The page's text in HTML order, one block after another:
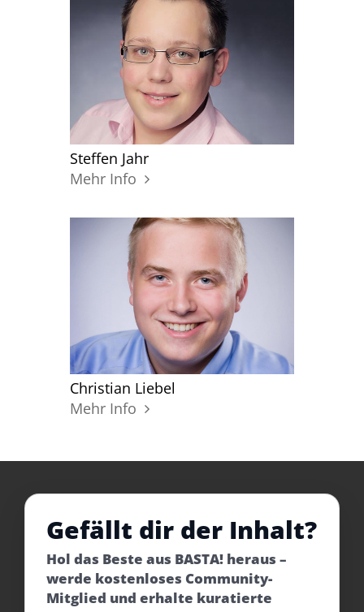
Steffen Jahr
Mehr Info
Christian Liebel
Mehr Info
Gefällt dir der Inhalt?
Hol das Beste aus BASTA! heraus –
werde kostenloses Community-
Mitglied und erhalte kuratierte